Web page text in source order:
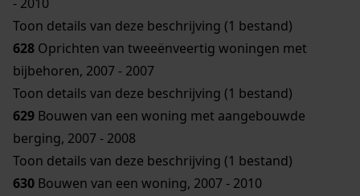
Toon details van deze beschrijving (1 bestand)
628 Oprichten van tweeënveertig woningen met
bijbehoren, 2007 - 2007
Toon details van deze beschrijving (1 bestand)
629 Bouwen van een woning met aangebouwde
berging, 2007 - 2008
Toon details van deze beschrijving (1 bestand)
630 Bouwen van een woning, 2007 - 2010